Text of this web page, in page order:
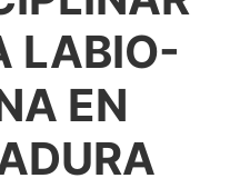
LABIO-
EN